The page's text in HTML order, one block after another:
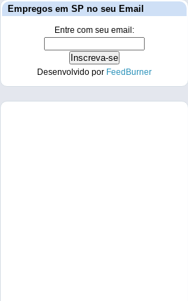
Empregos em SP no seu Email
Entre com seu email:
Desenvolvido por FeedBurner